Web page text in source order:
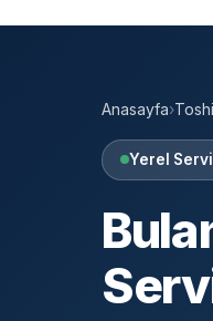
Anasayfa›
Yerel